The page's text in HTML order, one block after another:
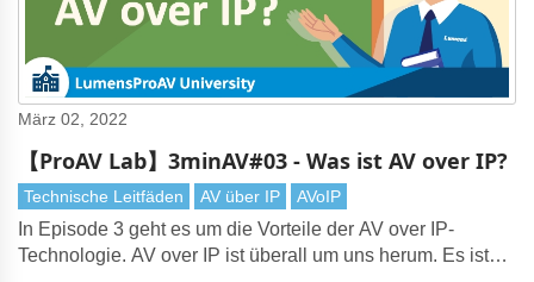
März 02, 2022
【ProAV Lab】3minAV#03 - Was ist AV over IP?
Technische Leitfäden AV über IP AVoIP
In Episode 3 geht es um die Vorteile der AV over IP-
Technologie. AV over IP ist überall um uns herum. Es ist